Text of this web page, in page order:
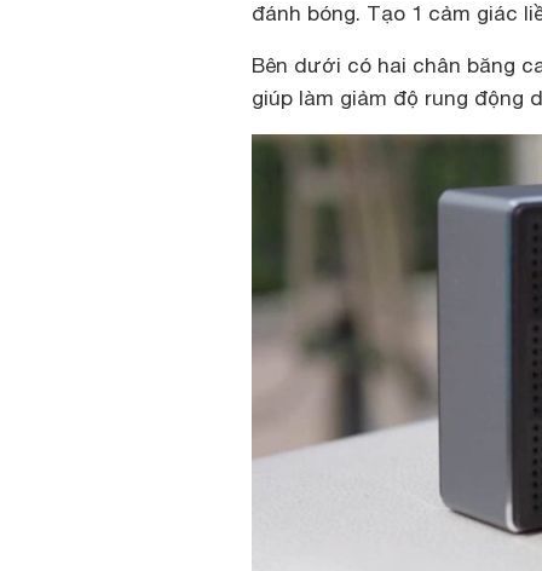
đánh bóng. Tạo 1 cảm giác
Bên dưới có hai chân băng
giúp làm giảm độ rung động